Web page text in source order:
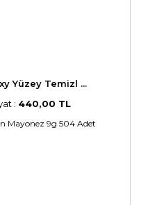
Yüzey Temizl ...
: 440,00 TL